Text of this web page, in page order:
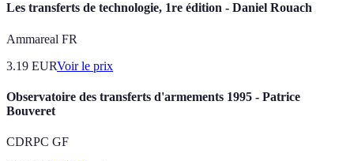
Les transferts de technologie, 1re édition - Daniel Rouach
Ammareal FR
3.19 EURVoir le prix
Observatoire des transferts d'armements 1995 - Patrice
Bouveret
CDRPC GF